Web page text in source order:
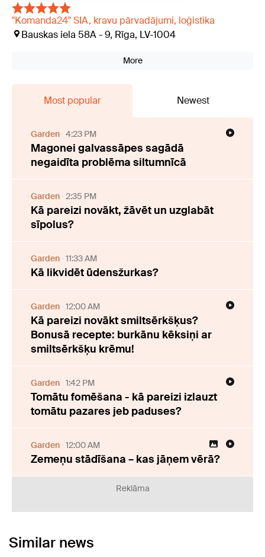
"Komanda24" SIA, kravu pārvadājumi, loģistika
Bauskas iela 58A - 9, Rīga, LV-1004
More
Most popular Newest
Garden 4:23 PM
Magonei galvassāpes sagādā
negaidīta problēma siltumnīcā
Garden 2:35 PM
Kā pareizi novākt, žāvēt un uzglabāt
sīpolus?
Garden 11:33 AM
Kā likvidēt ūdensžurkas?
Garden 12:00 AM
Kā pareizi novākt smiltsērkšķus?
Bonusā recepte: burkānu kēksiņi ar
smiltsērkšķu krēmu!
Garden 1:42 PM
Tomātu fomēšana - kā pareizi izlauzt
tomātu pazares jeb paduses?
Garden 12:00 AM
Zemeņu stādīšana – kas jāņem vērā?
Reklāma
Similar news